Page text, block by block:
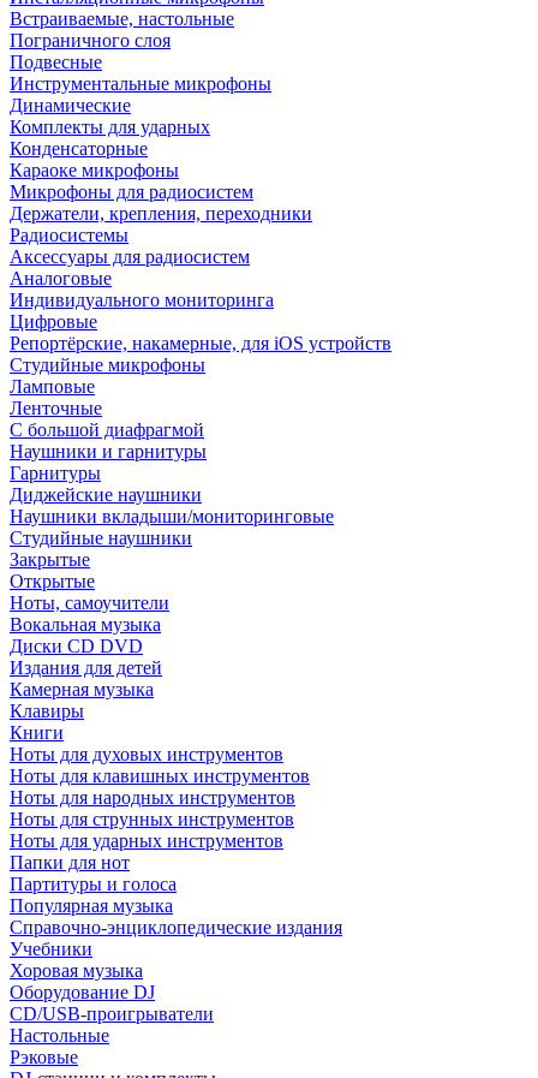
Встраиваемые, настольные
Пограничного слоя
Подвесные
Инструментальные микрофоны
Динамические
Комплекты для ударных
Конденсаторные
Караоке микрофоны
Микрофоны для радиосистем
Держатели, крепления, переходники
Радиосистемы
Аксессуары для радиосистем
Аналоговые
Индивидуального мониторинга
Цифровые
Репортёрские, накамерные, для iOS устройств
Студийные микрофоны
Ламповые
Ленточные
С большой диафрагмой
Наушники и гарнитуры
Гарнитуры
Диджейские наушники
Наушники вкладыши/мониторинговые
Студийные наушники
Закрытые
Открытые
Ноты, самоучители
Вокальная музыка
Диски CD DVD
Издания для детей
Камерная музыка
Клавиры
Книги
Ноты для духовых инструментов
Ноты для клавишных инструментов
Ноты для народных инструментов
Ноты для струнных инструментов
Ноты для ударных инструментов
Папки для нот
Партитуры и голоса
Популярная музыка
Справочно-энциклопедические издания
Учебники
Хоровая музыка
Оборудование DJ
CD/USB-проигрыватели
Настольные
Рэковые